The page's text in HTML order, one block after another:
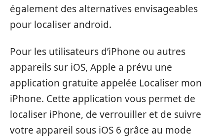
également des alternatives envisageables
pour localiser android.
Pour les utilisateurs d’iPhone ou autres
appareils sur iOS, Apple a prévu une
application gratuite appelée Localiser mon
iPhone. Cette application vous permet de
localiser iPhone, de verrouiller et de suivre
votre appareil sous iOS 6 grâce au mode